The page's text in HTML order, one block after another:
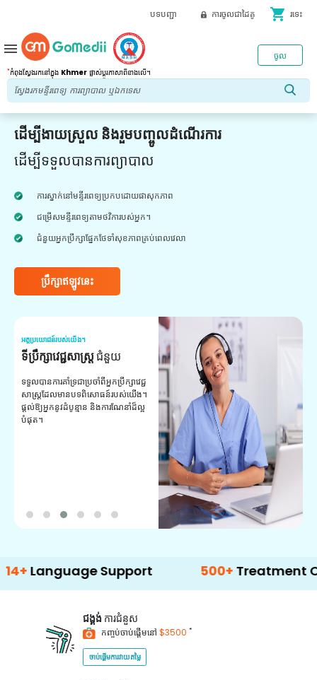
បទបញ្ជា ការចូលជាដៃគូ shopping_cart រទេះ
*កំពុងស្វែងរកនៅក្នុង Khmer ផ្លាស់ប្តូរភាសាពីខាងលើ។
ចូល
menu
ដើម្បីងាយស្រួល និងរួមបញ្ចូលដំណើរការ
ដើម្បីទទួលបានការព្យាបាល
ការស្នាក់នៅមន្ទីរពេទ្យប្រកបដោយផាសុកភាព
ជម្រើសមន្ទីរពេទ្យតាមថវិការបស់អ្នក។
ជំនួយអ្នកប្រឹក្សាផ្នែកថែទាំសុខភាពគ្រប់ពេលវេលា
ប្រឹក្សាឥឡូវនេះ
អត្ថប្រយោជន៍របស់យើង។
ទីប្រឹក្សាវេជ្ជសាស្ត្រជំនួយ
ទទួលបានការគាំទ្រជាប្រចាំពីអ្នកប្រឹក្សាវេជ្ជ
សាស្ត្រដែលមានបទពិសោធន៍របស់យើង។
ផ្តល់ឱ្យអ្នកនូវដំបូន្មាន និងការណែនាំដ៏ល្អ
បំផុត។
Support 500+ Treatment Options
ជង្គង់ ការជំនួស
កញ្ចប់ចាប់ផ្តើមនៅ $3500 *
ចាប់ផ្តើមការវាយតម្លៃ